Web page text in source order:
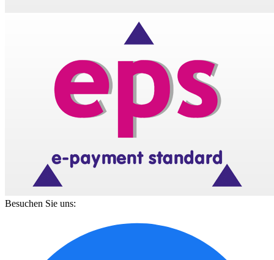
Besuchen Sie uns: